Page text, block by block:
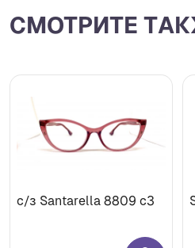
СМОТРИТЕ
с/з Santarella 8809 c3